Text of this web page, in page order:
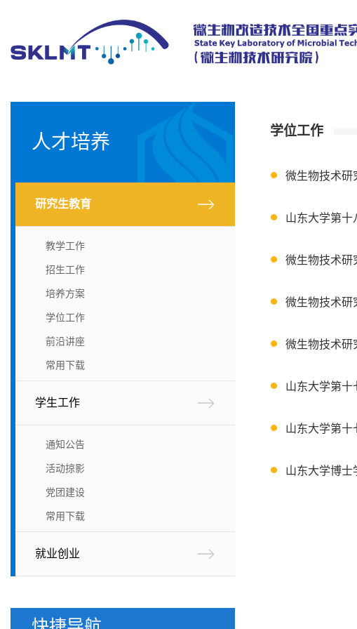
人才培养
研究生教育
教学工作
招生工作
培养方案
学位工作
前沿讲座
常用下载
学生工作
通知公告
活动掠影
党团建设
常用下载
就业创业
学位工作
微生物技术研
山东大学第
微生物技术研
微生物技术研
微生物技术研
山东大学第
山东大学第十
山东大学博士